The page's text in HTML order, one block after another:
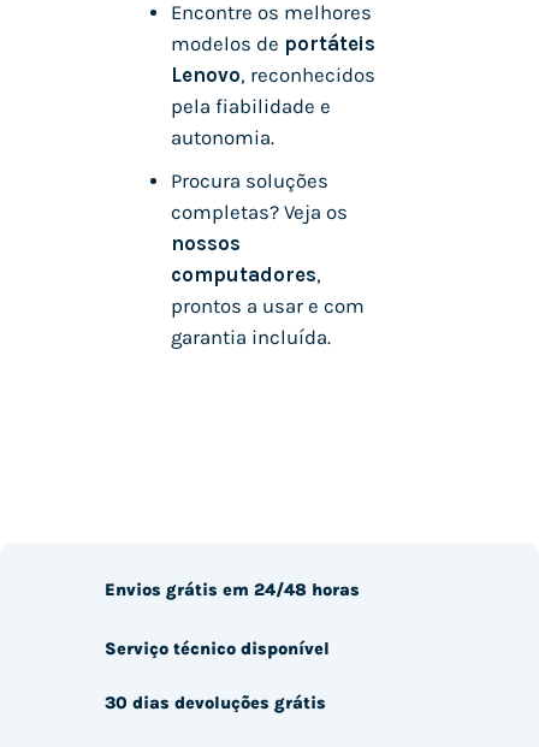
Encontre os melhores
modelos de portáteis
Lenovo, reconhecidos
pela fiabilidade e
autonomia.
Procura soluções
completas? Veja os
nossos
computadores,
prontos a usar e com
garantia incluída.
Envios grátis em 24/48 horas
Serviço técnico disponível
30 dias devoluções grátis